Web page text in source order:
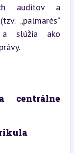
auditov a
„palmarès“
a slúžia ako
centrálne